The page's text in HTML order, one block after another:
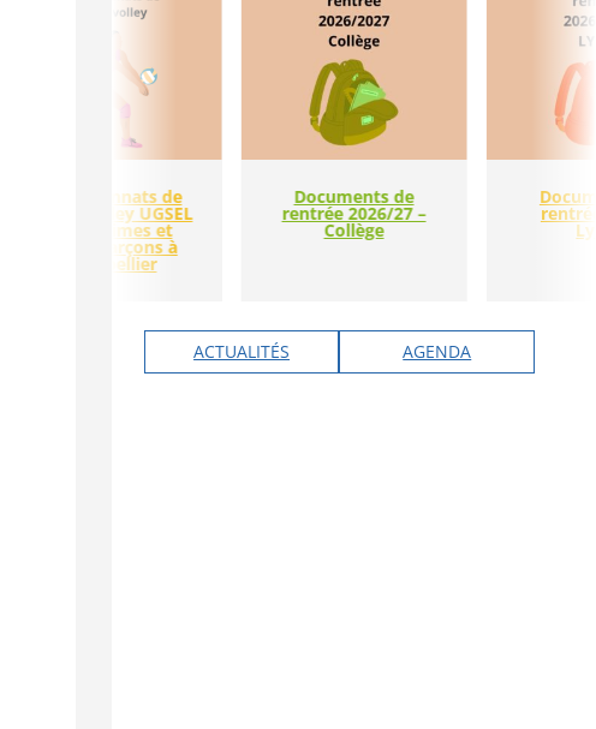
Championnats de
France volley UGSEL
des minimes et
cadets garçons à
Montpellier
Documents de
rentrée 2026/27 –
Collège
ACTUALITÉS AGENDA